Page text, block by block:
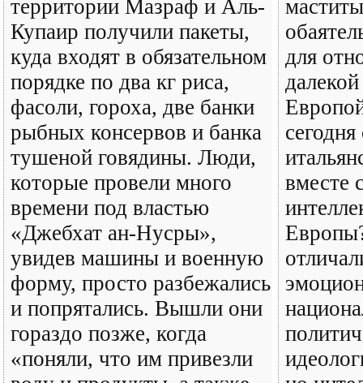
территории Мазраф и Аль-
Купаир получили пакеты,
куда входят в обязательном
порядке по два кг риса,
фасоли, гороха, две банки
рыбных консервов и банка
тушеной говядины. Люди,
которые провели много
времени под властью
«Джебхат ан-Нусры»,
увидев машины и военную
форму, просто разбежались
и попрятались. Вышли они
гораздо позже, когда
«поняли, что им привезли
для
вместе